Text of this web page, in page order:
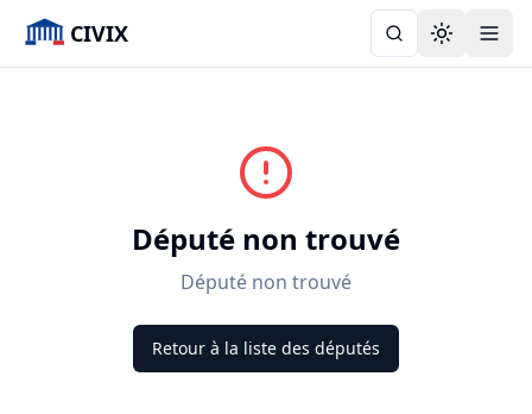
CIVIX Toggle
Député non trouvé
Député non trouvé
Retour à la liste des députés